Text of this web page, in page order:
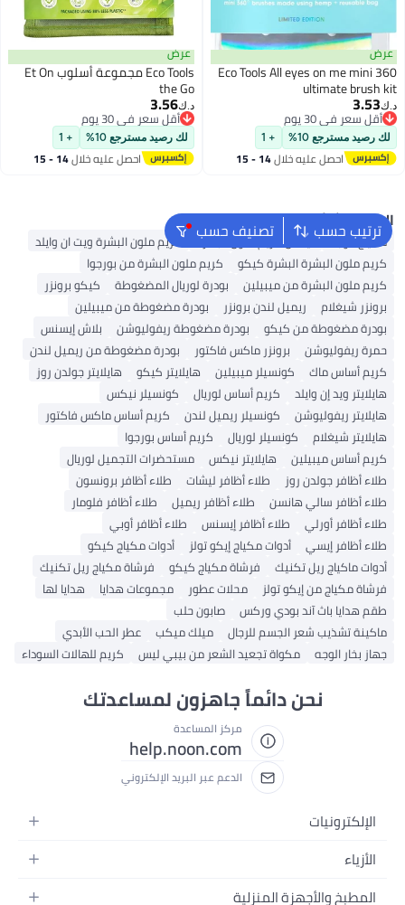
عرض
Eco Tools All eyes on me mini 360
ultimate brush kit
د.ك‏3.53
أقل سعر في 30 يوم
أقل سعر في 30 يوم
لك رصيد مسترجع 10% + 1
احصل عليه خلال 14 - 15
عرض
Eco Tools مجموعة أسلوب Et On
the Go
د.ك‏3.56
أقل سعر في 30 يوم
أقل سعر في 30 يوم
لك رصيد مسترجع 10% + 1
احصل عليه خلال 14 - 15
ترتيب حسب تصنيف حسب البحث الشائع
مكياج الوجه نيكس كريم ملون البشرة
كريم ملون البشرة ويت ان وايلد
كريم ملون البشرة البشرة كيكو
كريم ملون البشرة من بورجوا
كريم ملون البشرة من ميبيلين
بودرة لوريال المضغوطة
كيكو برونزر
برونزر شيغلام
ريميل لندن برونزر
بودرة مضغوطة من ميبيلين
بودرة مضغوطة من كيكو
بودرة مضغوطة ريفوليوشن
بلاش إيسنس
حمرة ريفوليوشن
برونزر ماكس فاكتور
بودرة مضغوطة من ريميل لندن
كريم أساس ماك
كونسيلر ميبيلين هايلايتر كيكو
هايلايتر جولدن روز
هايلايتر ويد إن وايلد
كريم أساس لوريال
كونسيلر نيكس
هايلايتر ريفوليوشن
كونسيلر ريميل لندن
كريم أساس ماكس فاكتور
هايلايتر شيغلام
كونسيلر لوريال
كريم أساس بورجوا
كريم أساس ميبيلين
هايلايتر نيكس
مستحضرات التجميل لوريال
طلاء أظافر جولدن روز
طلاء أظافر ليشات
طلاء أظافر برونسون
طلاء أظافر سالي هانسن
طلاء أظافر ريميل
طلاء أظافر فلومار
طلاء أظافر أورلي
طلاء أظافر إيسنس
طلاء أظافر أوبي
طلاء أظافر إيسي
أدوات مكياج إيكو تولز
أدوات مكياج كيكو
أدوات ماكياج ريل تكنيك
فرشاة مكياج كيكو
فرشاة مكياج ريل تكنيك
فرشاة مكياج من إيكو تولز
محلات عطور مجموعات هدايا
هدايا لها
طقم هدايا باث آند بودي وركس
صابون حلب
ماكينة تشذيب شعر الجسم للرجال
ميلك ميكب
عطر الحب الأبدي
جهاز بخار الوجه
مكواة تجعيد الشعر من بيبي ليس كريم للهالات السوداء
نحن دائماً جاهزون لمساعدتك
مركز المساعدة
help.noon.com
الدعم عبر البريد الإلكتروني
الإلكترونيات
الجوالات
الأزياء
أزياء نسائية
المطبخ والأجهزة المنزلية